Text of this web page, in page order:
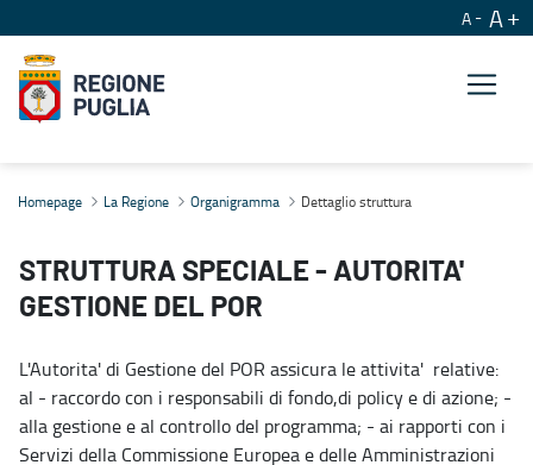
A A
Homepage La Regione Organigramma Dettaglio struttura
STRUTTURA SPECIALE - AUTORITA'
GESTIONE DEL POR
L'Autorita' di Gestione del POR assicura le attivita' relative:
al - raccordo con i responsabili di fondo,di policy e di azione; -
alla gestione e al controllo del programma; - ai rapporti con i
Servizi della Commissione Europea e delle Amministrazioni